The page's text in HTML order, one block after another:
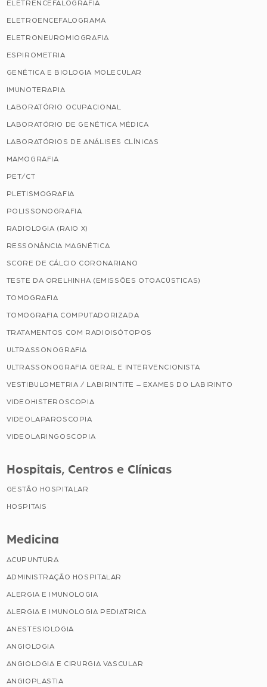
ELETRENCEFALOGRAFIA
ELETROENCEFALOGRAMA
ELETRONEUROMIOGRAFIA
ESPIROMETRIA
GENÉTICA E BIOLOGIA MOLECULAR
IMUNOTERAPIA
LABORATÓRIO OCUPACIONAL
LABORATÓRIO DE GENÉTICA MÉDICA
LABORATÓRIOS DE ANÁLISES CLÍNICAS
MAMOGRAFIA
PET/CT
PLETISMOGRAFIA
POLISSONOGRAFIA
RADIOLOGIA (RAIO X)
RESSONÂNCIA MAGNÉTICA
SCORE DE CÁLCIO CORONARIANO
TESTE DA ORELHINHA (EMISSÕES OTOACÚSTICAS)
TOMOGRAFIA
TOMOGRAFIA COMPUTADORIZADA
TRATAMENTOS COM RADIOISÓTOPOS
ULTRASSONOGRAFIA
ULTRASSONOGRAFIA GERAL E INTERVENCIONISTA
VESTIBULOMETRIA / LABIRINTITE – EXAMES DO LABIRINTO
VIDEOHISTEROSCOPIA
VIDEOLAPAROSCOPIA
VIDEOLARINGOSCOPIA
Hospitais, Centros e Clínicas
GESTÃO HOSPITALAR
HOSPITAIS
Medicina
ACUPUNTURA
ADMINISTRAÇÃO HOSPITALAR
ALERGIA E IMUNOLOGIA
ALERGIA E IMUNOLOGIA PEDIATRICA
ANESTESIOLOGIA
ANGIOLOGIA
ANGIOLOGIA E CIRURGIA VASCULAR
ANGIOPLASTIA